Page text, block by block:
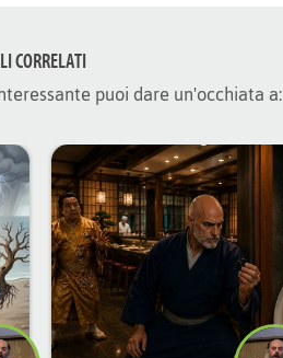
CORRELATI
puoi dare un'occhiata a: